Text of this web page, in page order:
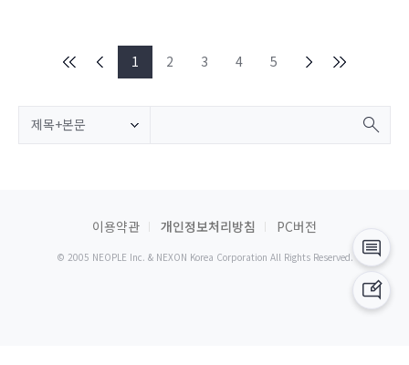
1 2 3 4 5
제목+본문
이용약관 개인정보처리방침 PC버전
© 2005 NEOPLE Inc. & NEXON Korea Corporation All Rights Reserved.